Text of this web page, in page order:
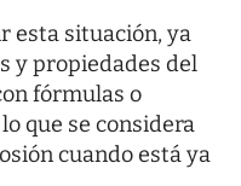
esta situación, ya
y propiedades del
fórmulas o
que se considera
cuando está ya